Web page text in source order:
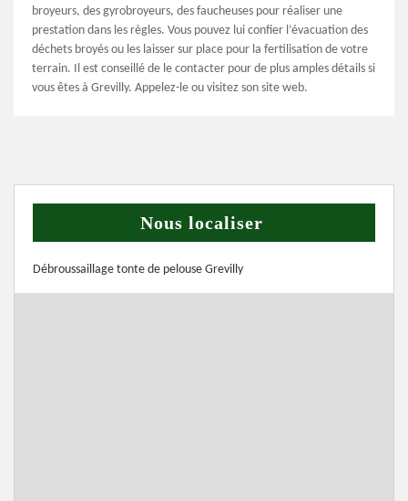
broyeurs, des gyrobroyeurs, des faucheuses pour réaliser une
prestation dans les règles. Vous pouvez lui confier l’évacuation des
déchets broyés ou les laisser sur place pour la fertilisation de votre
terrain. Il est conseillé de le contacter pour de plus amples détails si
vous êtes à Grevilly. Appelez-le ou visitez son site web.
Nous localiser
Débroussaillage tonte de pelouse Grevilly